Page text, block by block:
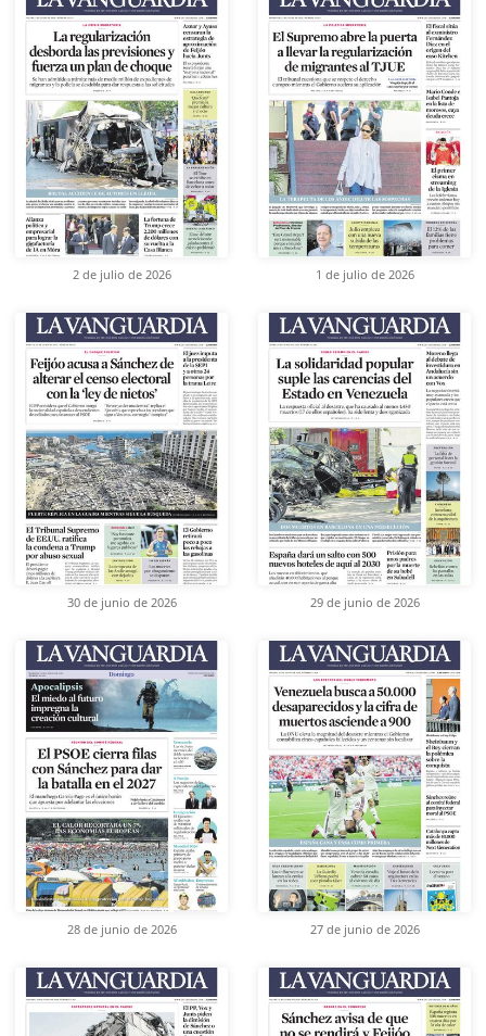
2 de julio de 2026 1 de julio de 2026
30 de junio de 2026 29 de junio de 2026
28 de junio de 2026 27 de junio de 2026